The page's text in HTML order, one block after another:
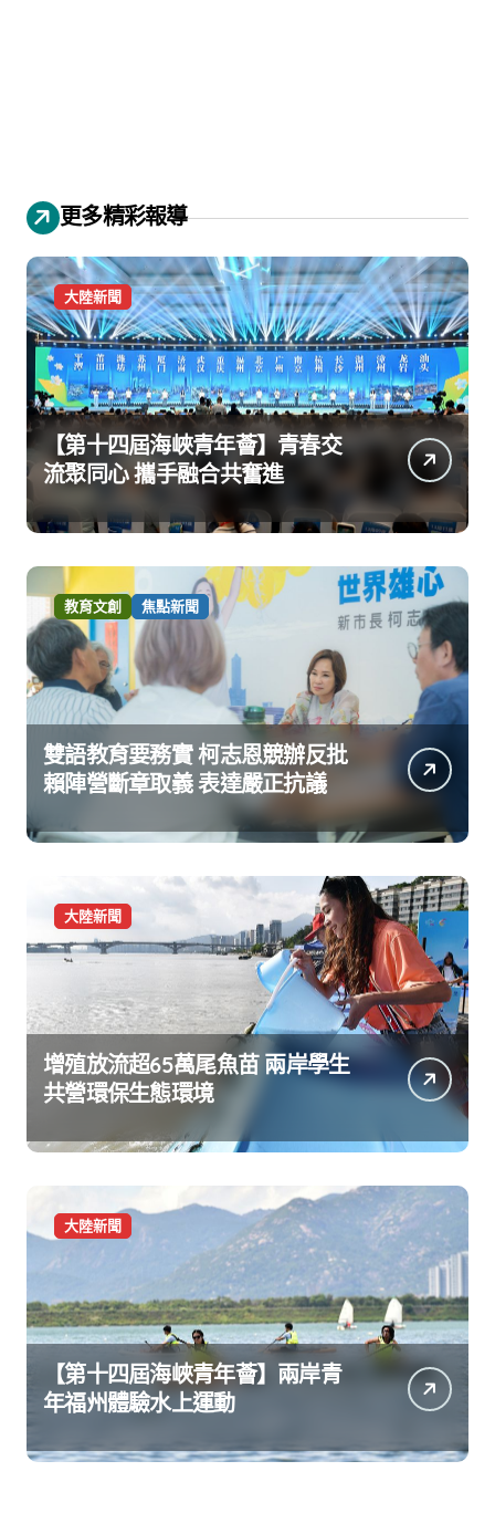
更多精彩報導
大陸新聞
【第十四屆海峽青年薈】青春交
流聚同心 攜手融合共奮進
教育文創 焦點新聞
雙語教育要務實 柯志恩競辦反批
賴陣營斷章取義 表達嚴正抗議
大陸新聞
增殖放流超65萬尾魚苗 兩岸學生
共營環保生態環境
大陸新聞
【第十四屆海峽青年薈】兩岸青
年福州體驗水上運動